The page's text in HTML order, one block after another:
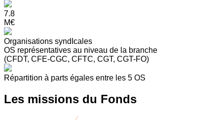
7.8
M€
Organisations syndIcales
OS représentatives au niveau de la branche
(CFDT, CFE-CGC, CFTC, CGT, CGT-FO)
Répartition à parts égales entre les 5 OS
Les missions du Fonds